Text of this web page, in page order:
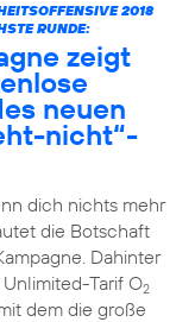
2018 G
RUNDE:
zeigt
neuen
nicht“-
dich nichts mehr
die Botschaft
Dahinter
Tarif O2
dem die große